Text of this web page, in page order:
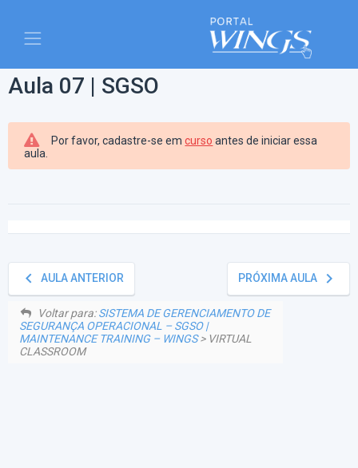
Aula 07 | SGSO
Por favor, cadastre-se emcurso antes de iniciar essa
aula.
keyboard_arrow_left AULA ANTERIOR PRÓXIMA AULA keyboard_arrow_right
Voltar para:SISTEMA DE GERENCIAMENTO DE
SEGURANÇA OPERACIONAL – SGSO |
MAINTENANCE TRAINING – WINGS> VIRTUAL
CLASSROOM